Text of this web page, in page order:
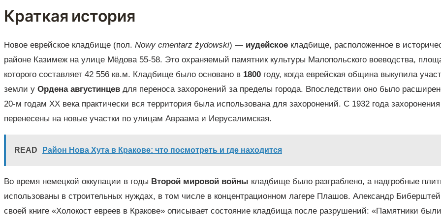
Краткая история
Новое еврейское кладбище (пол. Nowy cmentarz żydowski) — иудейское кладбище, расположенное в
районе Казимеж на улице Мёдова 55-58. Это охраняемый памятник культуры Малопольского воеводства,
которого составляет 42 556 кв.м. Кладбище было основано в 1800 году, когда еврейская община выкупила
земли у Ордена августинцев для переноса захоронений за пределы города. Впоследствии оно было
20-м годам XX века практически вся территория была использована для захоронений. С 1932 года захоронения
перенесены на новые участки по улицам Авраама и Иерусалимская.
READ Район Нова Хута в Кракове: что посмотреть и где находится
Во время немецкой оккупации в годы Второй мировой войны кладбище было разграблено, а надгробные
использованы в строительных нуждах, в том числе в концентрационном лагере Плашов. Александр
своей книге «Холокост евреев в Кракове» описывает состояние кладбища после разрушений: «Памятники были